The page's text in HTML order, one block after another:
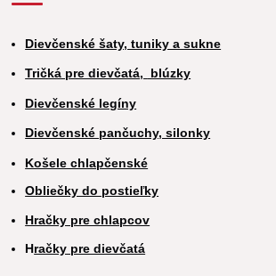
Dievčenské šaty, tuniky a sukne
Tričká pre dievčatá, blúzky
Dievčenské legíny
Dievčenské pančuchy, silonky
Košele chlapčenské
Obliečky do postieľky
Hračky pre chlapcov
Hračky pre dievčatá